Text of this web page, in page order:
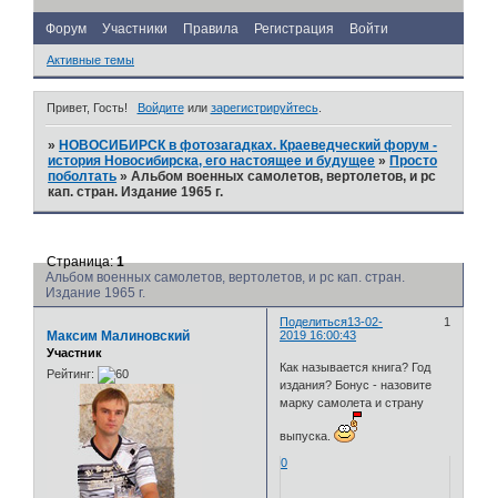
Форум Участники Правила Регистрация Войти
Активные темы
Привет, Гость! Войдитеили зарегистрируйтесь.
» НОВОСИБИРСК в фотозагадках. Краеведческий форум -
история Новосибирска, его настоящее и будущее » Просто
поболтать »Альбом военных самолетов, вертолетов, и рс
кап. стран. Издание 1965 г.
Альбом военных самолетов, вертолетов, и рс кап. стран.
Издание 1965 г.
Страница:1
Поделиться 1
13-02-
2019 16:00:43
Максим Малиновский
Участник
Рейтинг:
Как называется книга? Год
издания? Бонус - назовите
марку самолета и страну
выпуска.
0